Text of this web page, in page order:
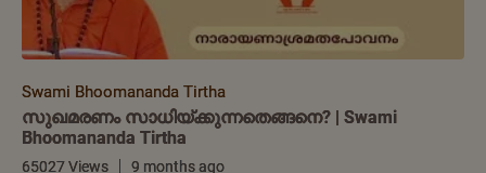
Swami Bhoomananda Tirtha
സുഖമരണം സാധിയ്ക്കുന്നതെങ്ങനെ? | Swami
Bhoomananda Tirtha
65027 Views 9 months ago